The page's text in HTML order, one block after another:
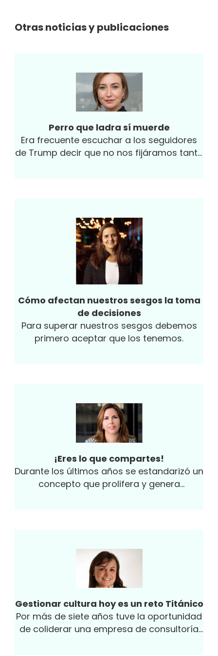
Otras noticias y publicaciones
Perro que ladra sí muerde
Era frecuente escuchar a los seguidores
de Trump decir que no nos fijáramos tanto
Cómo afectan nuestros sesgos la toma
de decisiones
Para superar nuestros sesgos debemos
primero aceptar que los tenemos.
¡Eres lo que compartes!
Durante los últimos años se estandarizó un
concepto que prolifera y genera
medios de comunicación, pero sin el rigor
ni los procesos de manejo informativo del
periodismo formal.
Gestionar cultura hoy es un reto Titánico
Por más de siete años tuve la oportunidad
de coliderar una empresa de consultoría